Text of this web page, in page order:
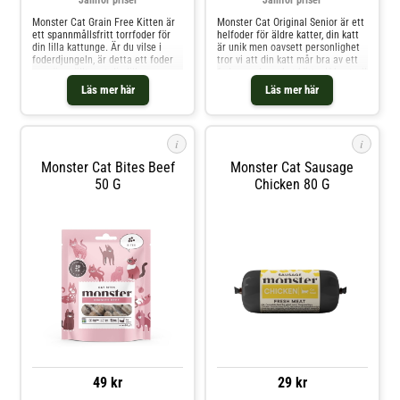
Läs mer här
Monster Cat Grain Free Kitten är
ett spannmållsfritt torrfoder för
din lilla kattunge. Är du vilse i
foderdjungeln, är detta ett foder
som är snällt mot din lilla
kattunges mage. Fodret innehåller
mycket kött av kyckling och kalkon
av god kvalitét.
Läs mer här
Monster Cat Original Senior är ett
helfoder för äldre katter, din katt
är unik men oavsett personlighet
tror vi att din katt mår bra av ett
foder med mycket kött, pH-kontroll
för friska urinvägar och probiotika
för matsmältningen. Detta
torrfoder passar alldeles utmärkt
i
Monster Cat Bites Beef
50 G
49 kr
i
Monster Cat Sausage
Chicken 80 G
29 kr